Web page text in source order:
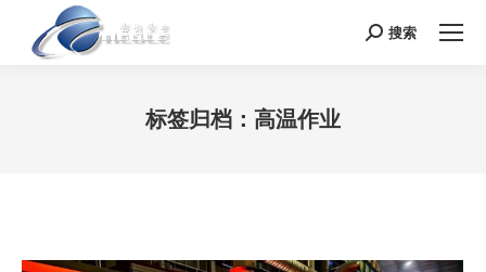
Search:
搜索
标签归档： 高温作业